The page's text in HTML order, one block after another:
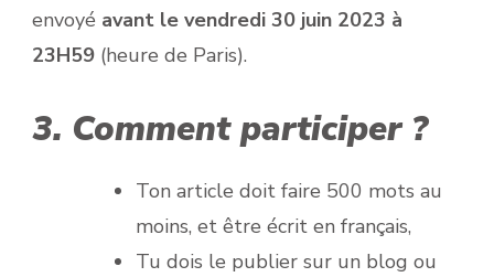
envoyé avant le vendredi 30 juin 2023 à
23H59 (heure de Paris).
3. Comment participer ?
Ton article doit faire 500 mots au
moins, et être écrit en français,
Tu dois le publier sur un blog ou